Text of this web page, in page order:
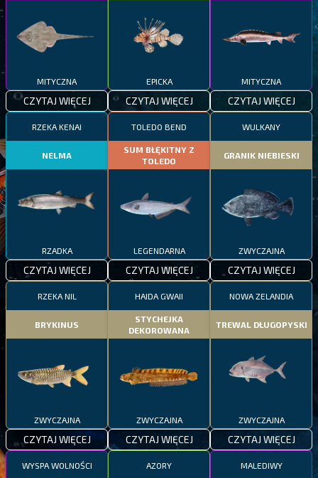
MITYCZNA
CZYTAJ WIĘCEJ
EPICKA
CZYTAJ WIĘCEJ
MITYCZNA
CZYTAJ WIĘCEJ
RZEKA KENAI
NELMA
RZADKA
CZYTAJ WIĘCEJ
TOLEDO BEND
SUM BŁĘKITNY Z
TOLEDO
LEGENDARNA
CZYTAJ WIĘCEJ
WULKANY
GRANIK NIEBIESKI
ZWYCZAJNA
CZYTAJ WIĘCEJ
RZEKA NIL
BRYKINUS
ZWYCZAJNA
CZYTAJ WIĘCEJ
HAIDA GWAII
STYCHEJKA
DEKOROWANA
ZWYCZAJNA
CZYTAJ WIĘCEJ
NOWA ZELANDIA
TREWAL DŁUGOPYSKI
ZWYCZAJNA
CZYTAJ WIĘCEJ
WYSPA WOLNOŚCI AZORY MALEDIWY